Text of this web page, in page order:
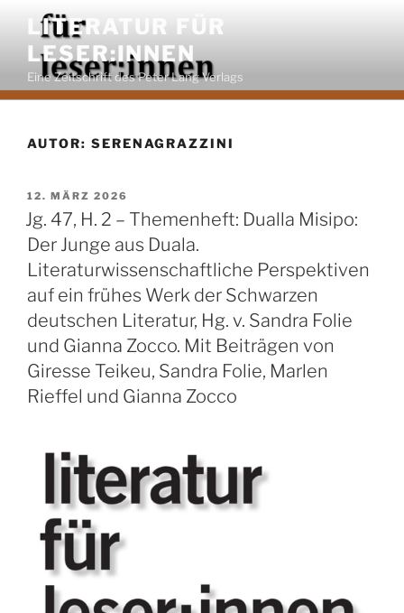
Inhalt
springen
LITERATUR FÜR
LESER:INNEN
Eine Zeitschrift des Peter Lang Verlags
AUTOR: SERENAGRAZZINI
VERÖFFENTLICHT
AM
12. MÄRZ 2026
Jg. 47, H. 2 – Themenheft: Dualla Misipo:
Der Junge aus Duala.
Literaturwissenschaftliche Perspektiven
auf ein frühes Werk der Schwarzen
deutschen Literatur, Hg. v. Sandra Folie
und Gianna Zocco. Mit Beiträgen von
Giresse Teikeu, Sandra Folie, Marlen
Rieffel und Gianna Zocco